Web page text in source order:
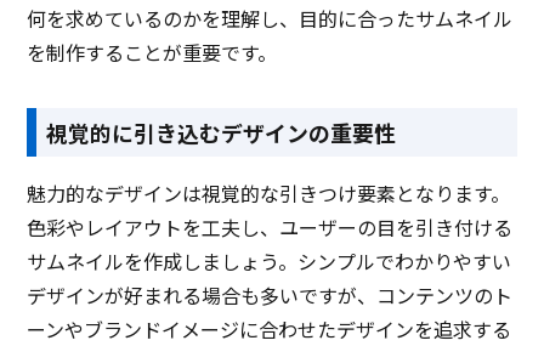
何を求めているのかを理解し、目的に合ったサムネイル
を制作することが重要です。
視覚的に引き込むデザインの重要性
魅力的なデザインは視覚的な引きつけ要素となります。
色彩やレイアウトを工夫し、ユーザーの目を引き付ける
サムネイルを作成しましょう。シンプルでわかりやすい
デザインが好まれる場合も多いですが、コンテンツのト
ーンやブランドイメージに合わせたデザインを追求する